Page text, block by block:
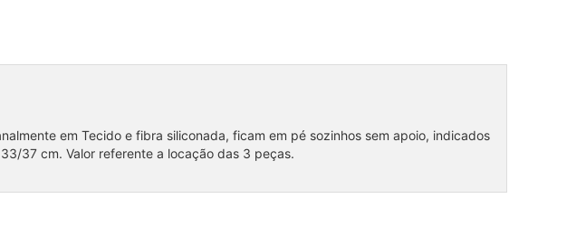
em Tecido e fibra siliconada, ficam em pé sozinhos sem apoio, indicados
37 cm. Valor referente a locação das 3 peças.